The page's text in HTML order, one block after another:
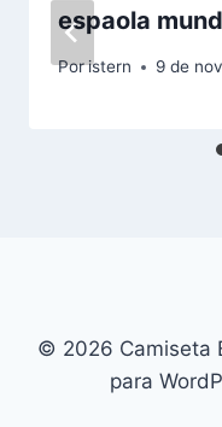
espaola
Poristern 9 de
© 2026 Camiseta
para